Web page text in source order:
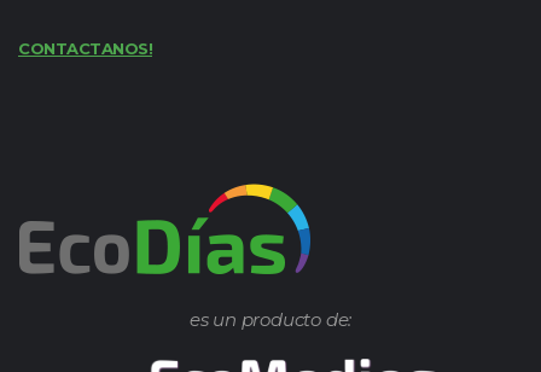
CONTACTANOS!
es un producto de: